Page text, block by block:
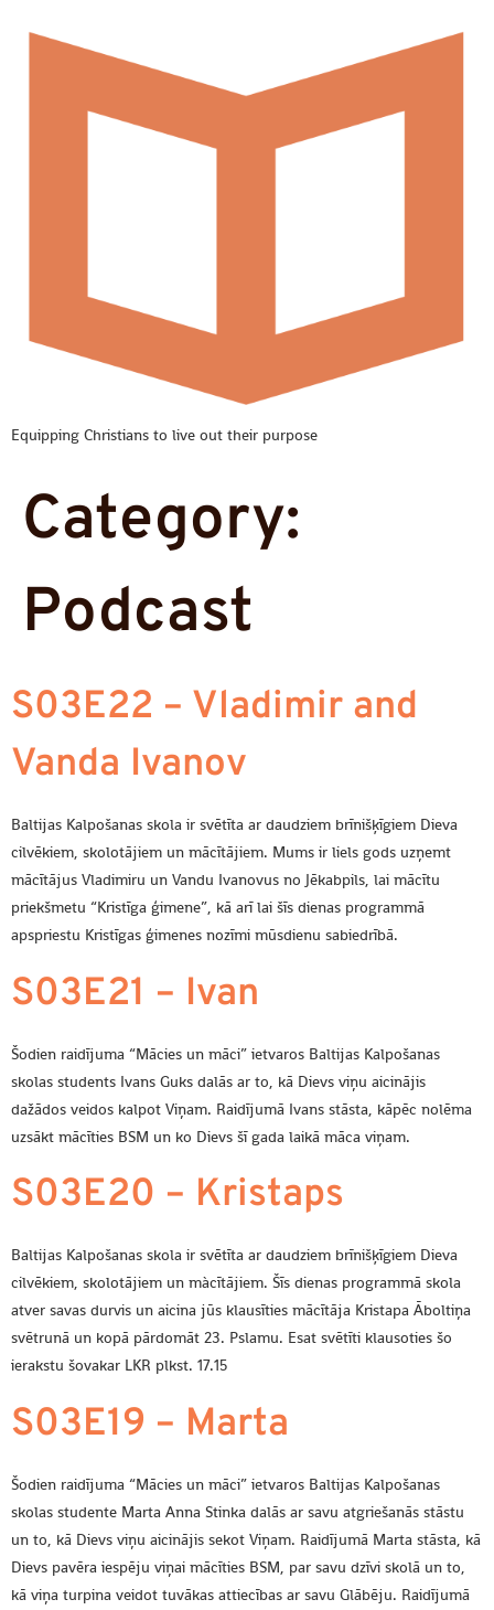
Equipping Christians to live out their purpose
Category:
Podcast
S03E22 – Vladimir and
Vanda Ivanov
Baltijas Kalpošanas skola ir svētīta ar daudziem brīnišķīgiem Dieva
cilvēkiem, skolotājiem un mācītājiem. Mums ir liels gods uzņemt
mācītājus Vladimiru un Vandu Ivanovus no Jēkabpils, lai mācītu
priekšmetu “Kristīga ģimene”, kā arī lai šīs dienas programmā
apspriestu Kristīgas ģimenes nozīmi mūsdienu sabiedrībā.
S03E21 – Ivan
Šodien raidījuma “Mācies un māci” ietvaros Baltijas Kalpošanas
skolas students Ivans Guks dalās ar to, kā Dievs viņu aicinājis
dažādos veidos kalpot Viņam. Raidījumā Ivans stāsta, kāpēc nolēma
uzsākt mācīties BSM un ko Dievs šī gada laikā māca viņam.
S03E20 – Kristaps
Baltijas Kalpošanas skola ir svētīta ar daudziem brīnišķīgiem Dieva
cilvēkiem, skolotājiem un màcītājiem. Šīs dienas programmā skola
atver savas durvis un aicina jūs klausīties mācītāja Kristapa Āboltiņa
svētrunā un kopā pārdomāt 23. Pslamu. Esat svētīti klausoties šo
ierakstu šovakar LKR plkst. 17.15
S03E19 – Marta
Šodien raidījuma “Mācies un māci” ietvaros Baltijas Kalpošanas
skolas studente Marta Anna Stinka dalās ar savu atgriešanās stāstu
un to, kā Dievs viņu aicinājis sekot Viņam. Raidījumā Marta stāsta, kā
Dievs pavēra iespēju viņai mācīties BSM, par savu dzīvi skolā un to,
kā viņa turpina veidot tuvākas attiecības ar savu Glābēju. Raidījumā